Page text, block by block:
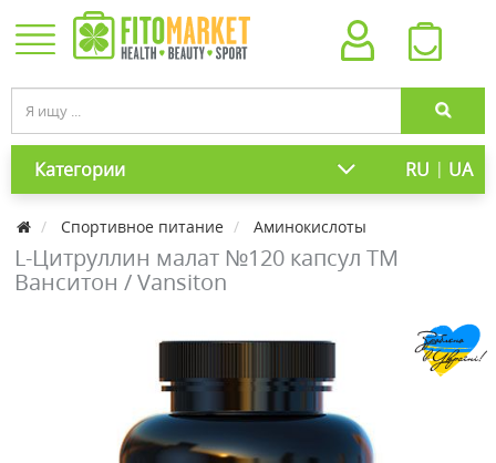
Категории RU | UA
Спортивное питание Аминокислоты
L-Цитруллин малат №120 капсул ТМ
Ванситон / Vansiton